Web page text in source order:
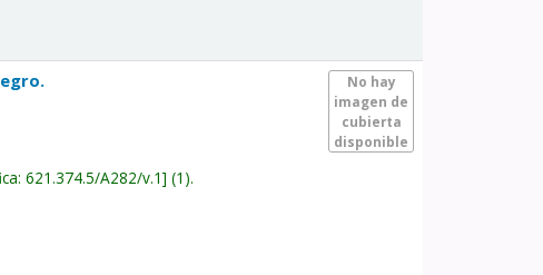
No hay
imagen de
cubierta
disponible
621.374.5/A282/v.1 (1).